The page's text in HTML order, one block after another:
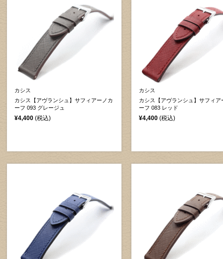
カシス
カシス【アヴランシュ】サフィアーノカ
ーフ 093 グレージュ
¥4,400 (税込)
カシス
カシス【アヴランシュ】サフィア
ーフ 083 レッド
¥4,400 (税込)